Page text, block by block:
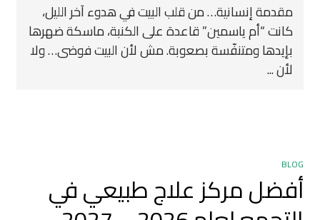
مقدمة إنسانية… من قلب البيت في هدوء آخر الليل،
كانت “أم ياسمين” قاعدة على الكنبة، ماسكة ضهرها
بإيدها ومتنفّسة بصعوبة. مش لأن البيت فوضى… ولا
لأن ...
BLOG
أفضل مركز علاج طبيعي في